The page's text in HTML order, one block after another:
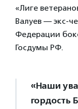
«Лиге
Валуев — экс-
Федерации
Госдумы РФ.
«Наши
гордость